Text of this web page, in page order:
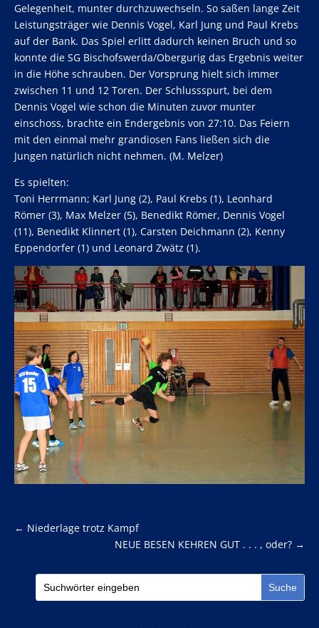
Gelegenheit, munter durchzuwechseln. So saßen lange Zeit
Leistungsträger wie Dennis Vogel, Karl Jung und Paul Krebs
auf der Bank. Das Spiel erlitt dadurch keinen Bruch und so
konnte die SG Bischofswerda/Obergurig das Ergebnis weiter
in die Höhe schrauben. Der Vorsprung hielt sich immer
zwischen 11 und 12 Toren. Der Schlussspurt, bei dem
Dennis Vogel wie schon die Minuten zuvor munter
einschoss, brachte ein Endergebnis von 27:10. Das Feiern
mit den einmal mehr grandiosen Fans ließen sich die
Jungen natürlich nicht nehmen. (M. Melzer)
Es spielten:
Toni Herrmann; Karl Jung (2), Paul Krebs (1), Leonhard
Römer (3), Max Melzer (5), Benedikt Römer, Dennis Vogel
(11), Benedikt Klinnert (1), Carsten Deichmann (2), Kenny
Eppendorfer (1) und Leonard Zwätz (1).
← Niederlage trotz Kampf
NEUE BESEN KEHREN GUT . . . , oder? →